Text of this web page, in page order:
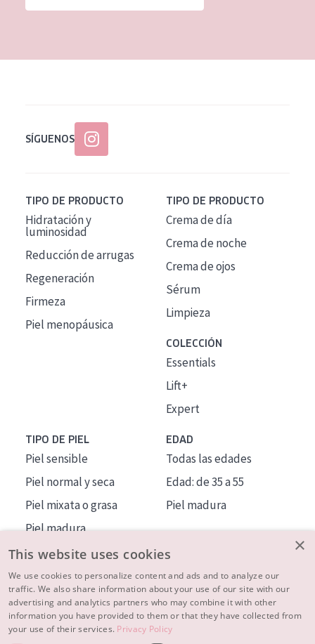
Todas las edades
SÍGUENOS
TIPO DE PRODUCTO
Hidratación y
luminosidad
Reducción de arrugas
Regeneración
Firmeza
Piel menopáusica
TIPO DE PRODUCTO
Crema de día
Crema de noche
Crema de ojos
Sérum
Limpieza
COLECCIÓN
Essentials
Lift+
Expert
TIPO DE PIEL
Piel sensible
Piel normal y seca
Piel mixata o grasa
Piel madura
Piel expuesta al sol
Piel menopáusica
EDAD
Todas las edades
Edad: de 35 a 55
Piel madura
MÁS SOBRE NOSOTROS
INSPIRACIÓN
×
This website uses cookies
We use cookies to personalize content and ads and to analyze our
traffic. We also share information about your use of our site with our
advertising and analytics partners who may combine it with other
information you have provided to them or that they have collected from
your use of their services. Privacy Policy